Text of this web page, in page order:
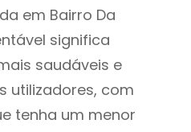
em Bairro Da
significa
saudáveis e
utilizadores, com
tenha um menor